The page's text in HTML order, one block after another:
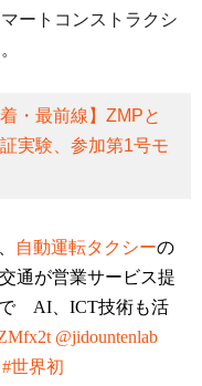
ートコンストラクシ
着・最前線】ZMPと
実験、参加第1号モ
自動運転タクシーの
通が営業サービス提
AI、ICT技術も活
@jidountenlab
#世界初